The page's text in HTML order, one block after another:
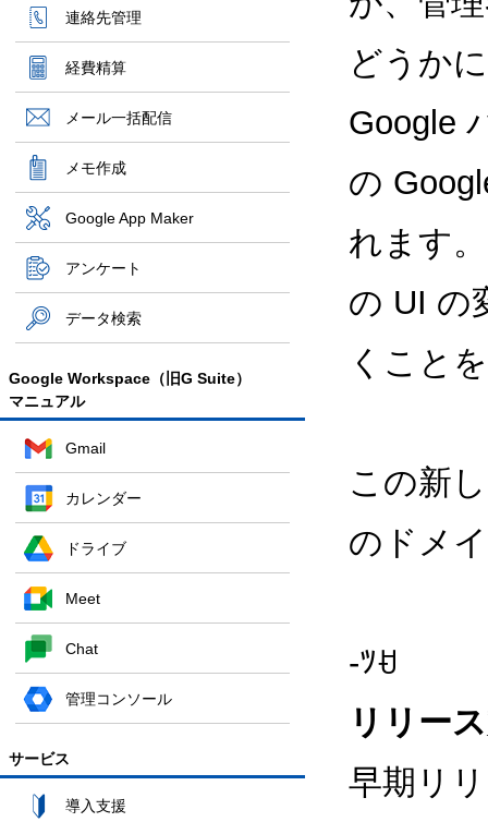
連絡先管理
経費精算
メール一括配信
メモ作成
Google App Maker
アンケート
データ検索
Google Workspace（旧G Suite）
マニュアル
Gmail
カレンダー
ドライブ
Meet
Chat
管理コンソール
サービス
導入支援
どうか
Google
の
れます
の UI の
くこと
この新
のドメ
-ﾂꀀ
リリー
早期リ